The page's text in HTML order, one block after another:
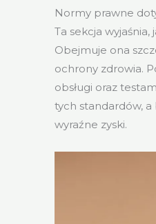
Normy prawne
Ta sekcja
Obejmuje ona
ochrony zdrowia.
obsługi oraz
tych standardów,
wyraźne zyski.